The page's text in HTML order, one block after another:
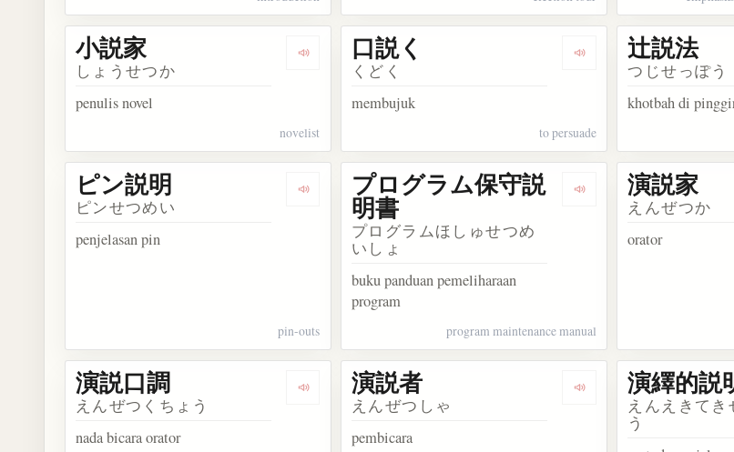
Dengarkan kosakata 小説家
小説家
しょうせつか
penulis novel
novelist
Dengarkan kosakata 口説く
口説く
くどく
membujuk
to persuade
辻説法
つじせっぽう
khotbah di
Dengarkan kosakata ピン説明
ピン説明
ピンせつめい
penjelasan pin
pin-outs
Dengarkan kosakata プ
プログラム保守説
明書
プログラムほしゅせつめ
いしょ
buku panduan pemeliharaan
program
program maintenance manual
演説家
えんぜつか
orator
Dengarkan kosakata 演説口調
演説口調
えんぜつくちょう
nada bicara orator
Dengarkan kosakata 演説
演説者
えんぜつしゃ
pembicara
演繹的説
えんえきてき
う